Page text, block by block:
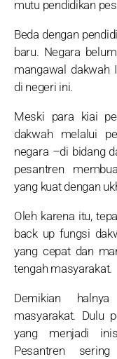
mutu pendidikan
Beda dengan
baru. Negara
mangawal dakwah
di negeri ini.
Meski para kiai
dakwah melalui
negara –di bidang
pesantren
yang kuat dengan
Oleh karena itu,
back up fungsi
yang cepat dan
tengah masyarakat.
Demikian
masyarakat. Dulu
yang menjadi
Pesantren